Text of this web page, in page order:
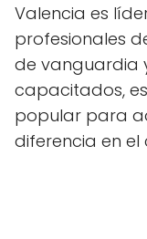
Valencia es
profesionales
de vanguardia
capacitados,
popular para
diferencia en